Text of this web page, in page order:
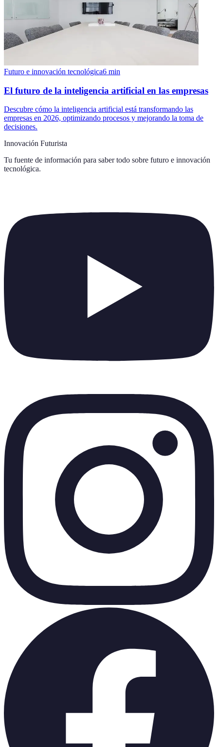
Futuro e innovación tecnológica6 min
El futuro de la inteligencia artificial en las empresas
Descubre cómo la inteligencia artificial está transformando las
empresas en 2026, optimizando procesos y mejorando la toma de
decisiones.
Innovación Futurista
Tu fuente de información para saber todo sobre futuro e innovación
tecnológica.